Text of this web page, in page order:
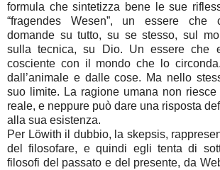
formula che sintetizza bene le sue
“fragendes Wesen”, un essere che
domande su tutto, su se stesso, sul
sulla tecnica, su Dio. Un essere che
cosciente con il mondo che lo
dall’animale e dalle cose. Ma nello
suo limite. La ragione umana non riesce
reale, e neppure può dare una risposta
alla sua esistenza.
Per Löwith il dubbio, la skepsis,
del filosofare, e quindi egli tenta di
filosofi del passato e del presente, da